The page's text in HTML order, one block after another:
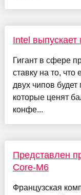
Intel
Гигант в сфере
ставку на то, что
двух чипов
которые ценят
конфе...
Представлен
Core-M6
Французская